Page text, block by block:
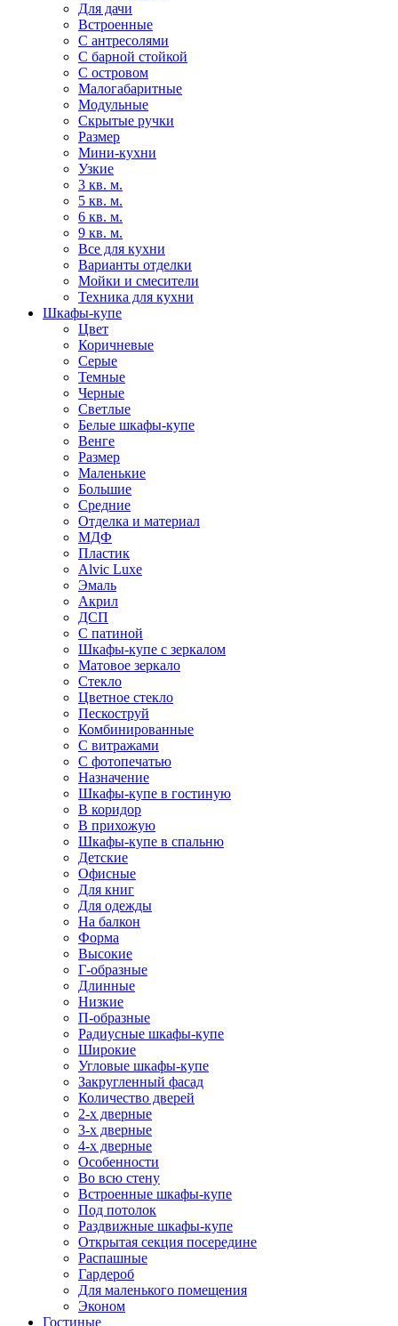
Для дачи
Встроенные
С антресолями
С барной стойкой
С островом
Малогабаритные
Модульные
Скрытые ручки
Размер
Мини-кухни
Узкие
3 кв. м.
5 кв. м.
6 кв. м.
9 кв. м.
Все для кухни
Варианты отделки
Мойки и смесители
Техника для кухни
Шкафы-купе
Цвет
Коричневые
Серые
Темные
Черные
Светлые
Белые шкафы-купе
Венге
Размер
Маленькие
Большие
Средние
Отделка и материал
МДФ
Пластик
Alvic Luxe
Эмаль
Акрил
ДСП
С патиной
Шкафы-купе с зеркалом
Матовое зеркало
Стекло
Цветное стекло
Пескоструй
Комбинированные
С витражами
С фотопечатью
Назначение
Шкафы-купе в гостиную
В коридор
В прихожую
Шкафы-купе в спальню
Детские
Офисные
Для книг
Для одежды
На балкон
Форма
Высокие
Г-образные
Длинные
Низкие
П-образные
Радиусные шкафы-купе
Широкие
Угловые шкафы-купе
Закругленный фасад
Количество дверей
2-х дверные
3-х дверные
4-х дверные
Особенности
Во всю стену
Встроенные шкафы-купе
Под потолок
Раздвижные шкафы-купе
Открытая секция посередине
Распашные
Гардероб
Для маленького помещения
Эконом
Гостиные